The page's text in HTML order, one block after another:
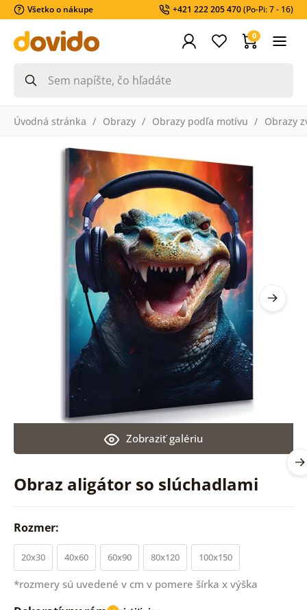
Všetko o nákupe +421 222 205 470(Po-Pi: 7 - 16)
0
Úvodná stránka Obrazy Obrazy podľa motívu Obrazy
Obraz aligátor so slúchadlami
Zobraziť galériu
Rozmer:
20x30 40x60 60x90 80x120 100x150
*rozmery sú uvedené v cm v pomere šírka x výška